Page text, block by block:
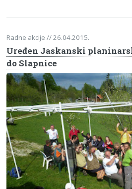
Radne akcije// 26.04.2015.
Uređen Jaskanski
do Slapnice